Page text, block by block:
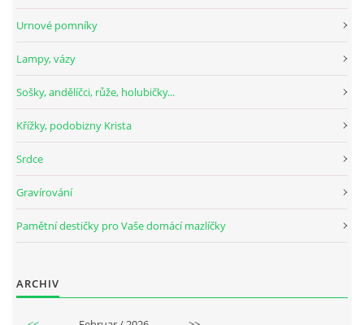
Urnové pomníky
Lampy, vázy
Sošky, andělíčci, růže, holubičky...
Křížky, podobizny Krista
Srdce
Gravírování
Pamětní destičky pro Vaše domácí mazlíčky
ARCHIV